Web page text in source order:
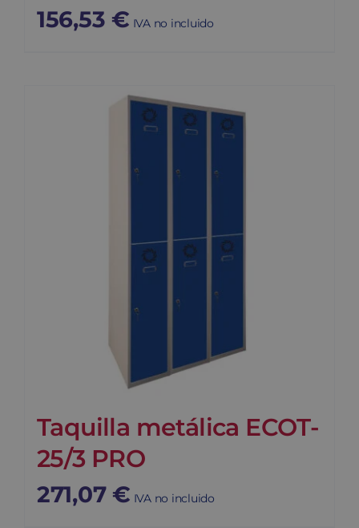
156,53 € IVA no incluido
Taquilla metálica ECOT-
25/3 PRO
271,07 € IVA no incluido